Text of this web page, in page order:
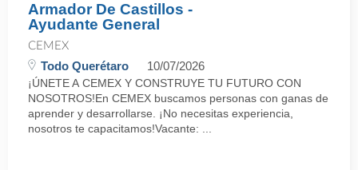
Armador De Castillos -
Ayudante General
CEMEX
Todo Querétaro 10/07/2026
¡ÚNETE A CEMEX Y CONSTRUYE TU FUTURO CON
NOSOTROS!En CEMEX buscamos personas con ganas de
aprender y desarrollarse. ¡No necesitas experiencia,
nosotros te capacitamos!Vacante: ...